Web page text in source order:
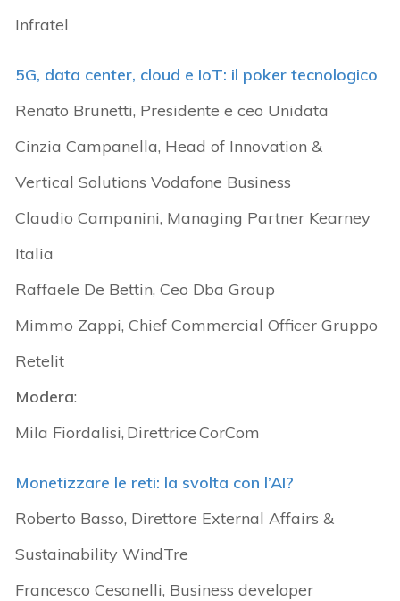
Infratel
5G, data center, cloud e IoT: il poker tecnologico
Renato Brunetti, Presidente e ceo Unidata
Cinzia Campanella, Head of Innovation &
Vertical Solutions Vodafone Business
Claudio Campanini, Managing Partner Kearney
Italia
Raffaele De Bettin, Ceo Dba Group
Mimmo Zappi, Chief Commercial Officer Gruppo
Retelit
Modera:
Mila Fiordalisi, Direttrice CorCom
Monetizzare le reti: la svolta con l’AI?
Roberto Basso, Direttore External Affairs &
Sustainability WindTre
Francesco Cesanelli, Business developer